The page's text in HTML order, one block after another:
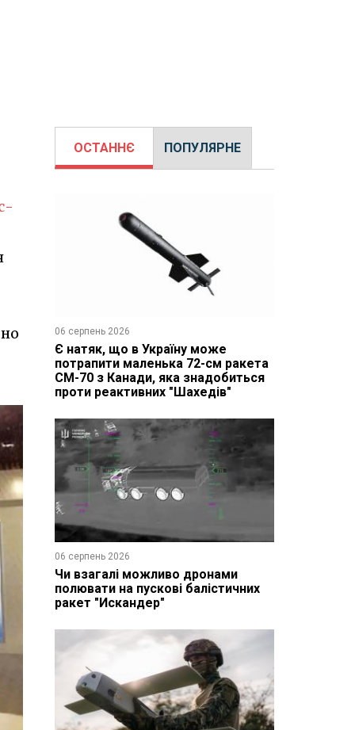
ОСТАННЄ ПОПУЛЯРНЕ
06 серпень 2026
Є натяк, що в Україну може
потрапити маленька 72-см ракета
CM-70 з Канади, яка знадобиться
проти реактивних "Шахедів"
06 серпень 2026
Чи взагалі можливо дронами
полювати на пускові балістичних
ракет "Искандер"